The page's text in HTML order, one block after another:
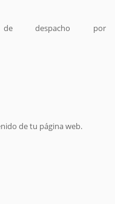
despacho por
de tu página web.